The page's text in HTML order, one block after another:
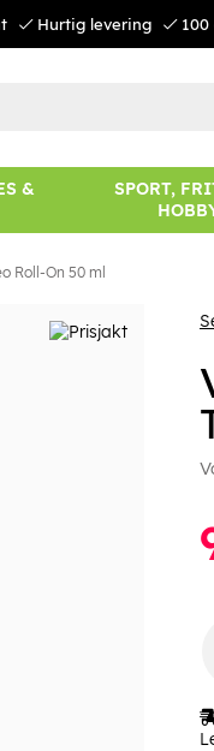
Hurtig levering 100
&
SPORT,
Roll-On 50 ml